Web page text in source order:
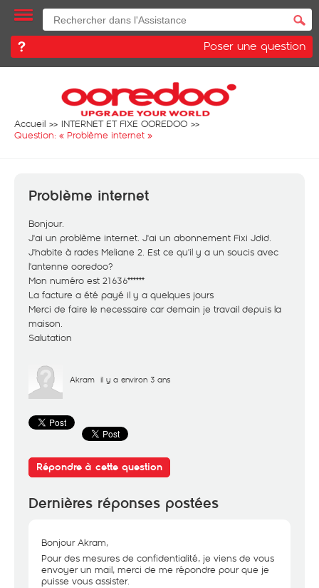
Poser une question
Accueil
INTERNET ET FIXE OOREDOO
Question: « Problème internet »
Problème internet
Bonjour.
J'ai un problème internet. J'ai un abonnement Fixi Jdid.
J'habite à rades Meliane 2. Est ce qu'il y a un soucis avec
l'antenne ooredoo?
Mon numéro est 21636******
La facture a été payé il y a quelques jours
Merci de faire le necessaire car demain je travail depuis la
maison.
Salutation
Akram il y a environ 3 ans
Répondre à cette question
Dernières réponses postées
Bonjour Akram,
Pour des mesures de confidentialité, je viens de vous
envoyer un mail, merci de me répondre pour que je
puisse vous assister.